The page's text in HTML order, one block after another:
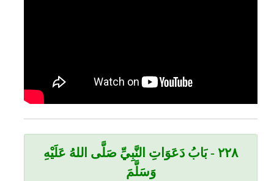
٢٢
٨ - بَابُ دَعَوَاتِ النَّبِيِّ صَلَّى اللهُ عَلَيْهِ
وَسَلَّمَ